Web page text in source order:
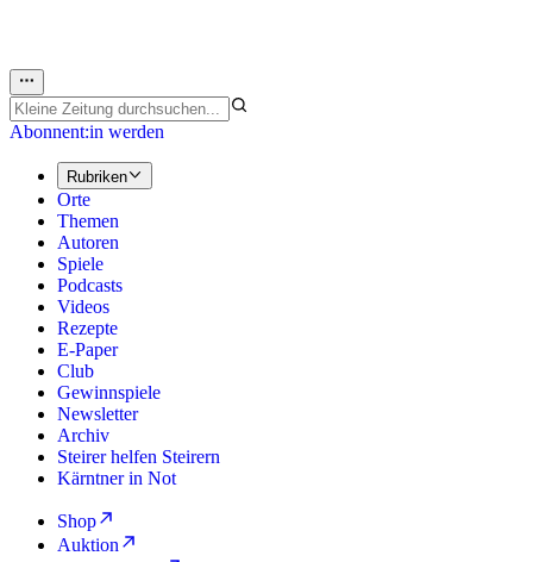
Abonnent:in werden
Rubriken
Orte
Themen
Autoren
Spiele
Podcasts
Videos
Rezepte
E-Paper
Club
Gewinnspiele
Newsletter
Archiv
Steirer helfen Steirern
Kärntner in Not
Shop
Auktion